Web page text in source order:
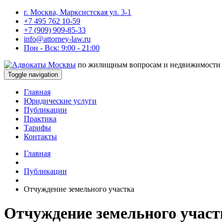
г. Москва, Марксистская ул. 3-1
+7 495 762 10-59
+7 (909) 909-85-33
info@attorney-law.ru
Пон - Вск: 9:00 - 21:00
по жилищным вопросам и недвижимости
Toggle navigation
Главная
Юридические услуги
Публикации
Практика
Тарифы
Контакты
Главная
Публикации
Отчуждение земельного участка
Отчуждение земельного